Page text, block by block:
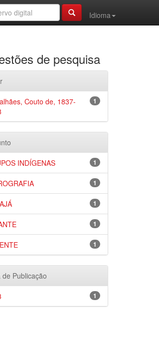
Idioma
de pesquisa
1
Couto de, 1837-
1
INDÍGENAS
1
1
1
1
de Publicação
1